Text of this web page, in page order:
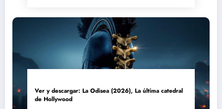
Ver y descargar: La Odisea (2026), La última catedral
de Hollywood